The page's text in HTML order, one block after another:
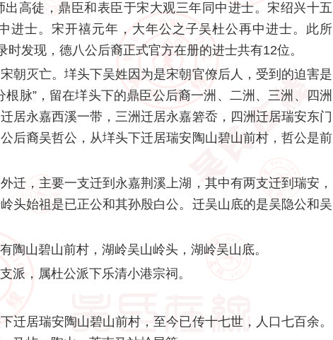
高徒，鼎臣和表臣于宋大观三年同中进士。宋绍兴十五
进士。宋开禧元年，大年公之子吴杜公再中进士。此所
时发现，德八公后裔正式官方在册的进士共有12位。
朝灭亡。垟头下吴姓因为是宋朝官僚后人，受到的迫害是
脉”，留在垟头下的鼎臣公后裔一洲、二洲、三洲、四洲
居永嘉西溪一带，三洲迁居永嘉箬岙，四洲迁居瑞安东门
后裔吴哲公，从垟头下迁居瑞安陶山碧山前村，哲公是前
迁，主要一支迁到永嘉荆溪上湖，其中有两支迁到瑞安，
头始祖是已正公和其孙殷白公。迁吴山底的是吴隐公和吴
陶山碧山前村，湖岭吴山岭头，湖岭吴山底。
派，属杜公派下乐清小港宗祠。
迁居瑞安陶山碧山前村，至今已传十七世，人口七百余。